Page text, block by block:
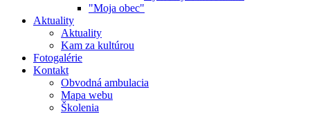
"Moja obec"
Aktuality
Aktuality
Kam za kultúrou
Fotogalérie
Kontakt
Obvodná ambulacia
Mapa webu
Školenia